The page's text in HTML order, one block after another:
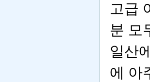
고급
분 모
일산
에 아